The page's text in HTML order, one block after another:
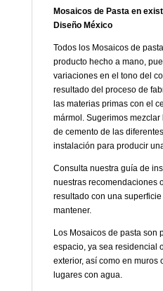
Mosaicos de Pasta en
Diseño México
Todos los Mosaicos de
producto hecho a mano,
variaciones en el tono del
resultado del proceso de
las materias primas con el
mármol. Sugerimos
de cemento de las
instalación para producir
Consulta nuestra guía de
nuestras recomendaciones
resultado con una
mantener.
Los Mosaicos de pasta son
espacio, ya sea residencial
exterior, así como en muros
lugares con agua.